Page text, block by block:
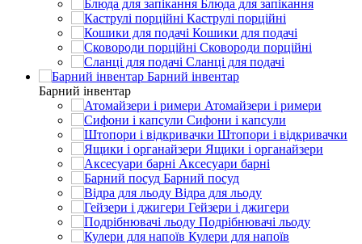
Блюда для запікання
Каструлі порційні
Кошики для подачі
Сковороди порційні
Сланці для подачі
Барний інвентар
Барний інвентар
Атомайзери і римери
Сифони і капсули
Штопори і відкривачки
Ящики і органайзери
Аксесуари барні
Барний посуд
Відра для льоду
Гейзери і джигери
Подрібнювачі льоду
Кулери для напоїв